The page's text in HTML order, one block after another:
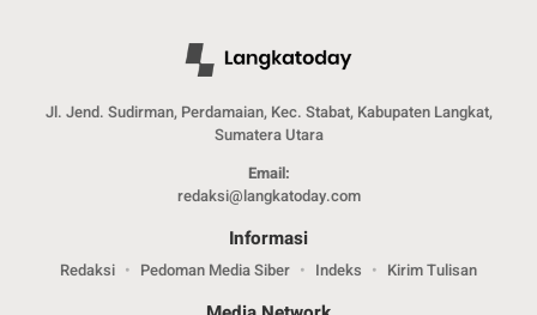
Jl. Jend. Sudirman, Perdamaian, Kec. Stabat, Kabupaten Langkat,
Sumatera Utara
Email:
redaksi@langkatoday.com
Informasi
Redaksi Pedoman Media Siber Indeks Kirim Tulisan